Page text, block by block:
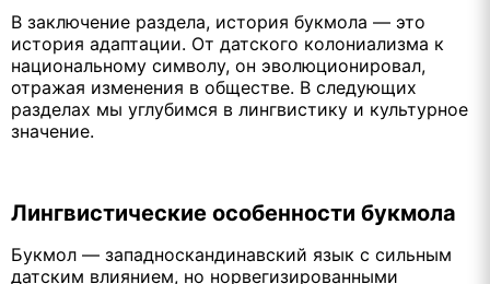
В заключение раздела, история букмола — это
история адаптации. От датского колониализма к
национальному символу, он эволюционировал,
отражая изменения в обществе. В следующих
разделах мы углубимся в лингвистику и культурное
значение.
Лингвистические особенности букмола
Букмол — западноскандинавский язык с сильным
датским влиянием, но норвегизированными